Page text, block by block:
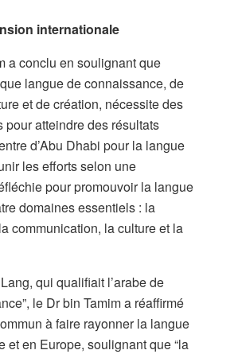
internationale
a conclu en soulignant que
langue de connaissance, de
et de création, nécessite des
pour atteindre des résultats
d’Abu Dhabi pour la langue
les efforts selon une
pour promouvoir la langue
domaines essentiels : la
communication, la culture et la
qui qualifiait l’arabe de
le Dr bin Tamim a réaffirmé
à faire rayonner la langue
et en Europe, soulignant que “la